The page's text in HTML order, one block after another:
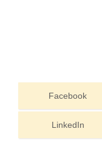
Facebook
LinkedIn
Semana
2026